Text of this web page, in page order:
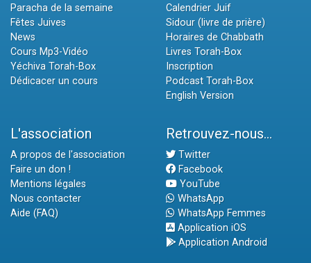
Paracha de la semaine
Fêtes Juives
News
Cours Mp3-Vidéo
Yéchiva Torah-Box
Dédicacer un cours
Calendrier Juif
Sidour (livre de prière)
Horaires de Chabbath
Livres Torah-Box
Inscription
Podcast Torah-Box
English Version
L'association
A propos de l'association
Faire un don !
Mentions légales
Nous contacter
Aide (FAQ)
Retrouvez-nous...
Twitter
Facebook
YouTube
WhatsApp
WhatsApp Femmes
Application iOS
Application Android